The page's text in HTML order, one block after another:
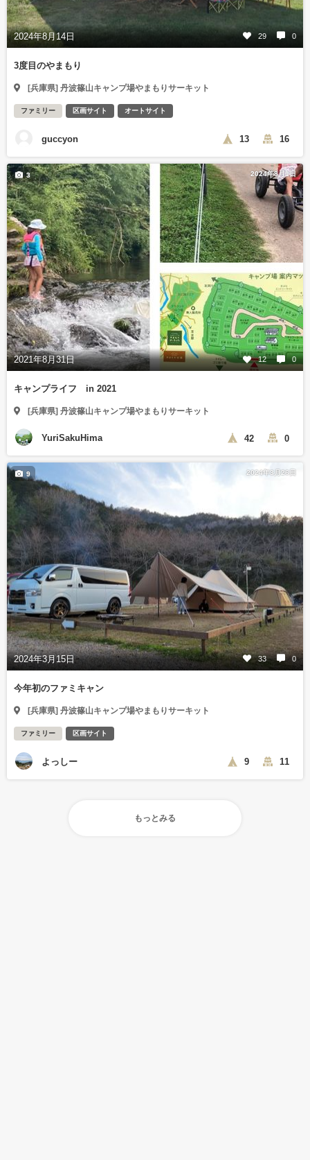
2024年8月14日 29 0
3度目のやまもり
[兵庫県] 丹波篠山キャンプ場やまもりサーキット
ファミリー 区画サイト オートサイト
guccyon 13 16
2024年8月1日
2021年8月31日 12 0
3
キャンプライフ in 2021
[兵庫県] 丹波篠山キャンプ場やまもりサーキット
YuriSakuHima 42 0
2024年3月26日
2024年3月15日 33 0
9
今年初のファミキャン
[兵庫県] 丹波篠山キャンプ場やまもりサーキット
ファミリー 区画サイト
よっしー 9 11
もっとみる